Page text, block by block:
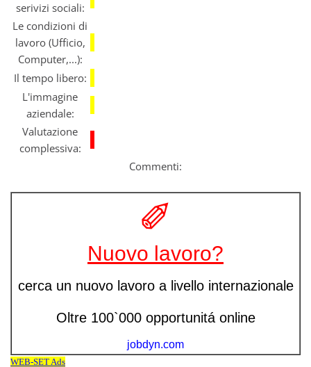
serivizi sociali:
Le condizioni di
lavoro (Ufficio,
Computer,...):
Il tempo libero:
L'immagine
aziendale:
Valutazione
complessiva:
Commenti: